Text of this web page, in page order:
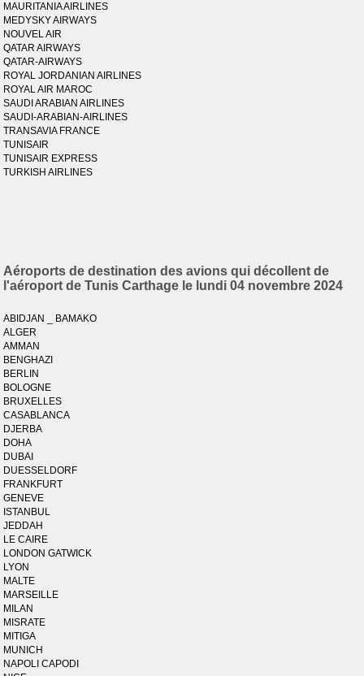
MAURITANIA AIRLINES
MEDYSKY AIRWAYS
NOUVEL AIR
QATAR AIRWAYS
QATAR-AIRWAYS
ROYAL JORDANIAN AIRLINES
ROYAL AIR MAROC
SAUDI ARABIAN AIRLINES
SAUDI-ARABIAN-AIRLINES
TRANSAVIA FRANCE
TUNISAIR
TUNISAIR EXPRESS
TURKISH AIRLINES
Aéroports de destination des avions qui décollent de
l'aéroport de Tunis Carthage le lundi 04 novembre 2024
ABIDJAN _ BAMAKO
ALGER
AMMAN
BENGHAZI
BERLIN
BOLOGNE
BRUXELLES
CASABLANCA
DJERBA
DOHA
DUBAI
DUESSELDORF
FRANKFURT
GENEVE
ISTANBUL
JEDDAH
LE CAIRE
LONDON GATWICK
LYON
MALTE
MARSEILLE
MILAN
MISRATE
MITIGA
MUNICH
NAPOLI CAPODI